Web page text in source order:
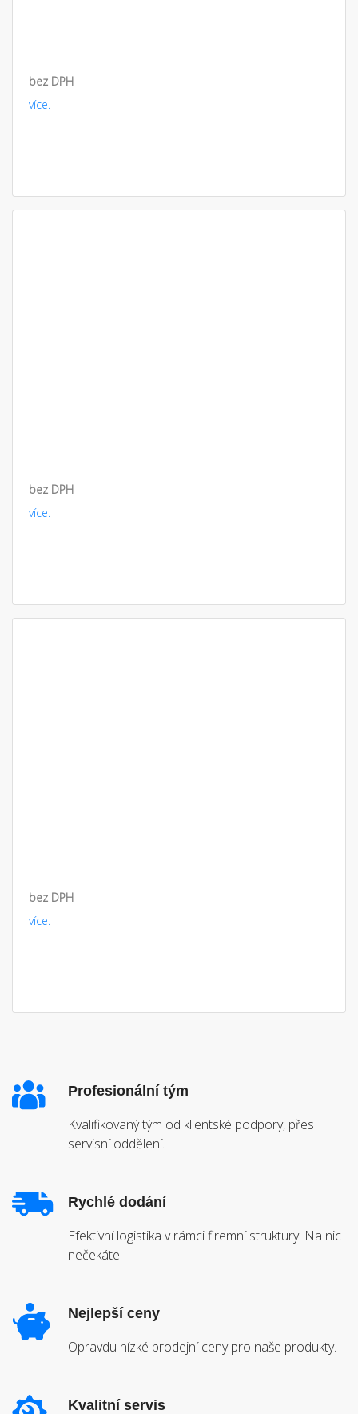
bez DPH
více.
bez DPH
více.
bez DPH
více.
Profesionální tým
Kvalifikovaný tým od klientské podpory, přes
servisní oddělení.
Rychlé dodání
Efektivní logistika v rámci firemní struktury. Na nic
nečekáte.
Nejlepší ceny
Opravdu nízké prodejní ceny pro naše produkty.
Kvalitní servis